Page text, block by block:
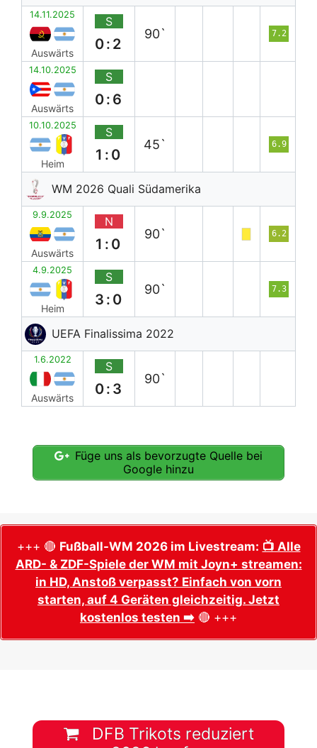
14.11.2025
Auswärts
S
0:2
90` 7.2
14.10.2025
Auswärts
S
0:6
10.10.2025
Heim
S
1:0
45` 6.9
WM 2026 Quali Südamerika
9.9.2025
Auswärts
N
1:0
90` 6.2
4.9.2025
Heim
S
3:0
90` 7.3
UEFA Finalissima 2022
1.6.2022
Auswärts
S
0:3
90`
Füge uns als bevorzugte Quelle bei
Google hinzu
+++ 🔴 Fußball-WM 2026 im Livestream: 📺 Alle
ARD- & ZDF-Spiele der WM mit Joyn+ streamen:
in HD, Anstoß verpasst? Einfach von vorn
starten, auf 4 Geräten gleichzeitig. Jetzt
kostenlos testen ➡️ 🔴 +++
DFB Trikots reduziert